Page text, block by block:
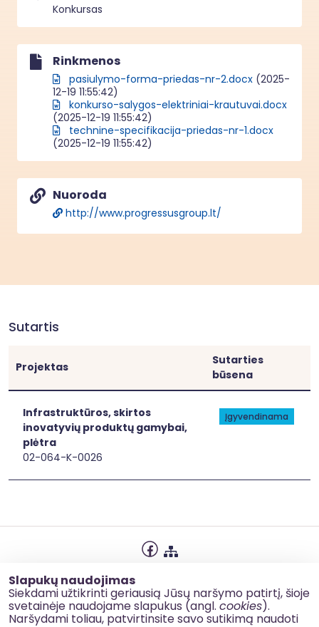
Slapukų naudojimas
Siekdami užtikrinti geriausią Jūsų naršymo patirtį, šioje
svetainėje naudojame slapukus (angl. cookies).
Naršydami toliau, patvirtinsite savo sutikimą naudoti
Konkursas
Rinkmenos
pasiulymo-forma-priedas-nr-2.docx (2025-
12-19 11:55:42)
konkurso-salygos-elektriniai-krautuvai.docx
(2025-12-19 11:55:42)
technine-specifikacija-priedas-nr-1.docx
(2025-12-19 11:55:42)
Nuoroda
http://www.progressusgroup.lt/
Sutartis
Projektas
Sutarties
būsena
[[link]]
Infrastruktūros, skirtos
inovatyvių produktų gamybai,
plėtra
02-064-K-0026
[[link]]
Įgyvendinama
Slapukų naudojimas
Korupcijos prevencija